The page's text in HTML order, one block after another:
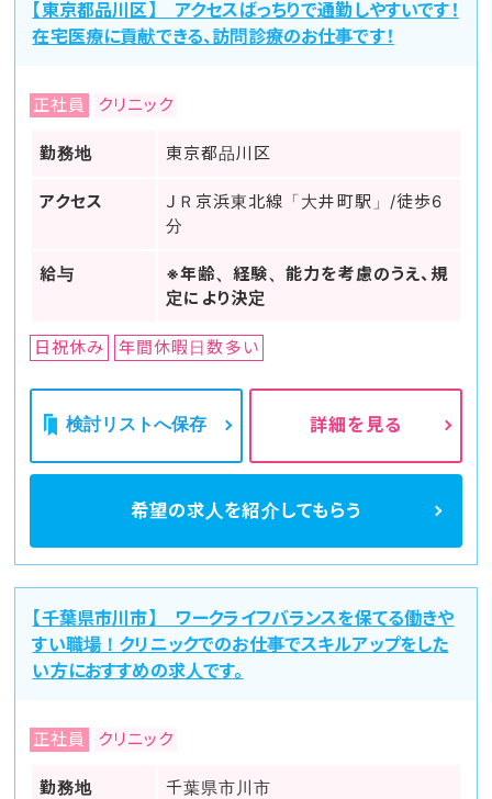
【東京都品川区】 アクセスばっちりで通勤しやすいです！
在宅医療に貢献できる、訪問診療のお仕事です！
正社員 クリニック
勤務地 東京都品川区
アクセス
ＪＲ京浜東北線「大井町駅」/徒歩6
分
給与
※年齢、経験、能力を考慮のうえ、規
定により決定
日祝休み 年間休暇日数多い
検討リストへ保存 詳細を見る
希望の求人を紹介してもらう
【千葉県市川市】 ワークライフバランスを保てる働きや
すい職場！クリニックでのお仕事でスキルアップをした
い方におすすめの求人です。
正社員 クリニック
勤務地 千葉県市川市